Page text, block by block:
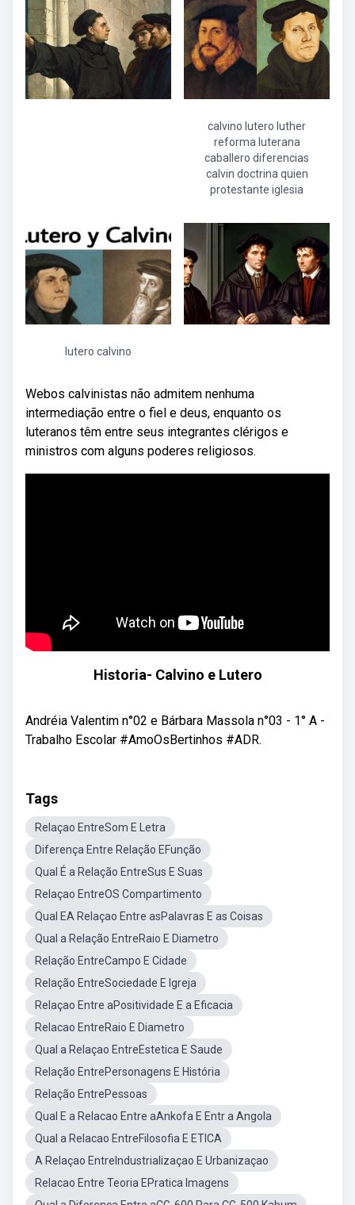
calvino lutero luther
reforma luterana
caballero diferencias
calvin doctrina quien
protestante iglesia
lutero calvino
Webos calvinistas não admitem nenhuma
intermediação entre o fiel e deus, enquanto os
luteranos têm entre seus integrantes clérigos e
ministros com alguns poderes religiosos.
Historia- Calvino e Lutero
Andréia Valentim n°02 e Bárbara Massola n°03 - 1° A -
Trabalho Escolar #AmoOsBertinhos #ADR.
Tags
Relaçao EntreSom E Letra
Diferença Entre Relação EFunção
Qual É a Relação EntreSus E Suas
Relaçao EntreOS Compartimento
Qual EA Relaçao Entre asPalavras E as Coisas
Qual a Relação EntreRaio E Diametro
Relação EntreCampo E Cidade
Relação EntreSociedade E Igreja
Relaçao Entre aPositividade E a Eficacia
Relacao EntreRaio E Diametro
Qual a Relaçao EntreEstetica E Saude
Relação EntrePersonagens E História
Relação EntrePessoas
Qual E a Relacao Entre aAnkofa E Entr a Angola
Qual a Relacao EntreFilosofia E ETICA
A Relaçao EntreIndustrializaçao E Urbanizaçao
Relacao Entre Teoria EPratica Imagens